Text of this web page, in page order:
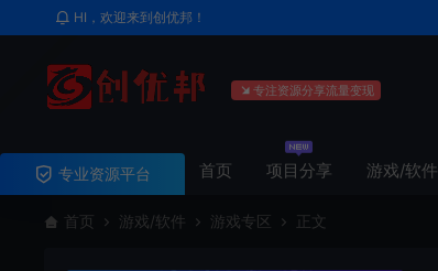
HI，欢迎来到创优邦！
专注资源分享流量变现
专业资源平台 首页 项目分享 游戏/软件
首页 游戏/软件 游戏专区 正文